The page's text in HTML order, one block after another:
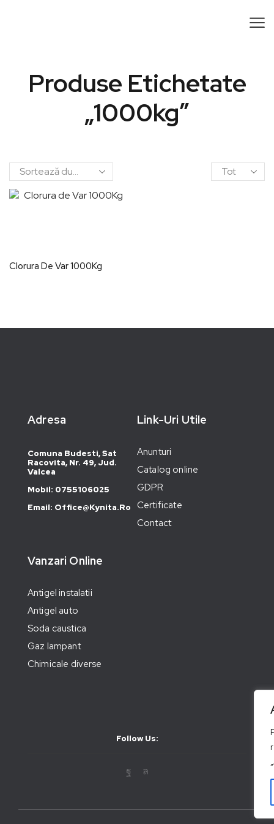
Produse Etichetate
„1000kg”
Clorura De Var 1000Kg
Adresa
Comuna Budesti, Sat
Racovita, Nr. 49, Jud.
Valcea
Mobil: 0755106025
Email: Office@kynita.ro
Link-Uri Utile
Anunturi
Catalog online
GDPR
Certificate
Contact
Vanzari Online
Antigel instalatii
Antigel auto
Soda caustica
Gaz lampant
Chimicale diverse
Follow Us: